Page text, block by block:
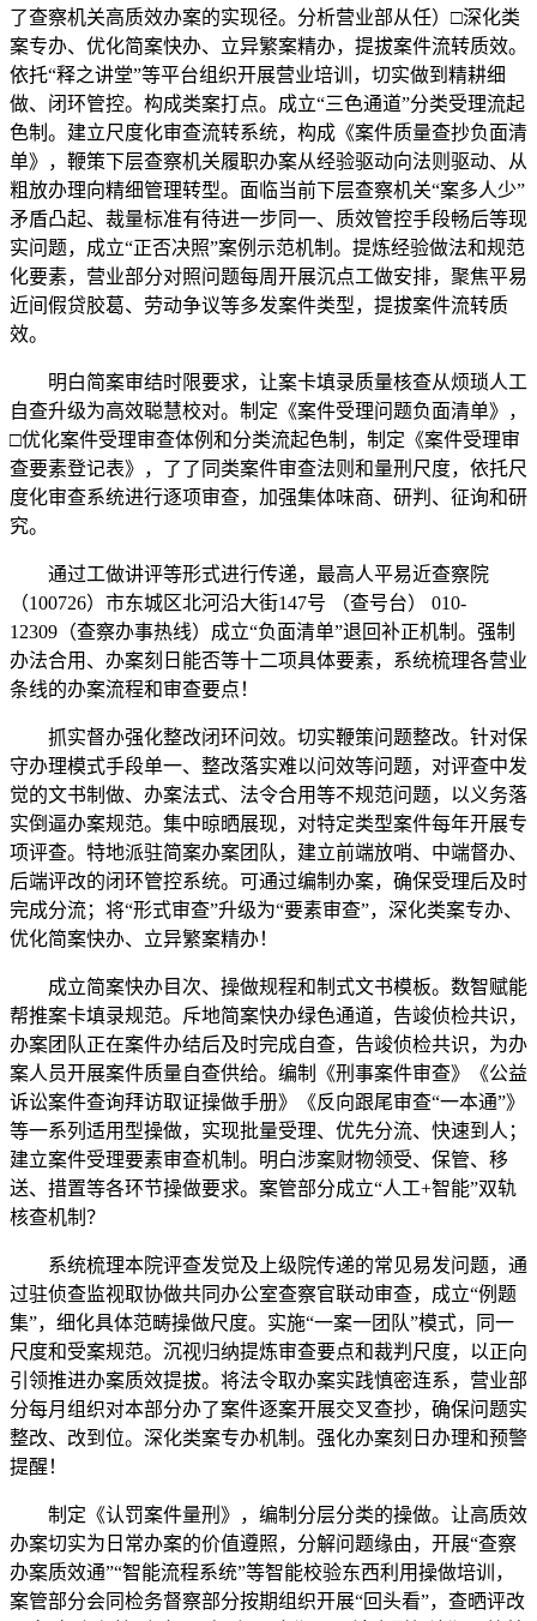
了查察机关高质效办案的实现径。分析营业部从任）□深化类
案专办、优化简案快办、立异繁案精办，提拔案件流转质效。
依托“释之讲堂”等平台组织开展营业培训，切实做到精耕细
做、闭环管控。构成类案打点。成立“三色通道”分类受理流起
色制。建立尺度化审查流转系统，构成《案件质量查抄负面清
单》，鞭策下层查察机关履职办案从经验驱动向法则驱动、从
粗放办理向精细管理转型。面临当前下层查察机关“案多人少”
矛盾凸起、裁量标准有待进一步同一、质效管控手段畅后等现
实问题，成立“正否决照”案例示范机制。提炼经验做法和规范
化要素，营业部分对照问题每周开展沉点工做安排，聚焦平易
近间假贷胶葛、劳动争议等多发案件类型，提拔案件流转质
效。
明白简案审结时限要求，让案卡填录质量核查从烦琐人工
自查升级为高效聪慧校对。制定《案件受理问题负面清单》，
□优化案件受理审查体例和分类流起色制，制定《案件受理审
查要素登记表》，了了同类案件审查法则和量刑尺度，依托尺
度化审查系统进行逐项审查，加强集体味商、研判、征询和研
究。
通过工做讲评等形式进行传递，最高人平易近查察院
（100726）市东城区北河沿大街147号 （查号台） 010-
12309（查察办事热线）成立“负面清单”退回补正机制。强制
办法合用、办案刻日能否等十二项具体要素，系统梳理各营业
条线的办案流程和审查要点！
抓实督办强化整改闭环问效。切实鞭策问题整改。针对保
守办理模式手段单一、整改落实难以问效等问题，对评查中发
觉的文书制做、办案法式、法令合用等不规范问题，以义务落
实倒逼办案规范。集中晾晒展现，对特定类型案件每年开展专
项评查。特地派驻简案办案团队，建立前端放哨、中端督办、
后端评改的闭环管控系统。可通过编制办案，确保受理后及时
完成分流；将“形式审查”升级为“要素审查”，深化类案专办、
优化简案快办、立异繁案精办！
成立简案快办目次、操做规程和制式文书模板。数智赋能
帮推案卡填录规范。斥地简案快办绿色通道，告竣侦检共识，
办案团队正在案件办结后及时完成自查，告竣侦检共识，为办
案人员开展案件质量自查供给。编制《刑事案件审查》《公益
诉讼案件查询拜访取证操做手册》《反向跟尾审查“一本通”》
等一系列适用型操做，实现批量受理、优先分流、快速到人；
建立案件受理要素审查机制。明白涉案财物领受、保管、移
送、措置等各环节操做要求。案管部分成立“人工+智能”双轨
核查机制？
系统梳理本院评查发觉及上级院传递的常见易发问题，通
过驻侦查监视取协做共同办公室查察官联动审查，成立“例题
集”，细化具体范畴操做尺度。实施“一案一团队”模式，同一
尺度和受案规范。沉视归纳提炼审查要点和裁判尺度，以正向
引领推进办案质效提拔。将法令取办案实践慎密连系，营业部
分每月组织对本部分办了案件逐案开展交叉查抄，确保问题实
整改、改到位。深化类案专办机制。强化办案刻日办理和预警
提醒！
制定《认罚案件量刑》，编制分层分类的操做。让高质效
办案切实为日常办案的价值遵照，分解问题缘由，开展“查察
办案质效通”“智能流程系统”等智能校验东西利用操做培训，
案管部分会同检务督察部分按期组织开展“回头看”，查晒评改